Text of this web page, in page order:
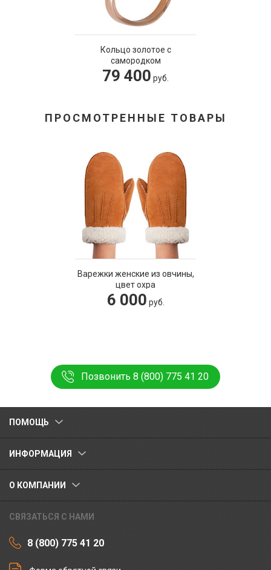
Кольцо золотое с
самородком
79 400 руб.
ПРОСМОТРЕННЫЕ ТОВАРЫ
Варежки женские из овчины,
цвет охра
6 000 руб.
Позвонить 8 (800) 775 41 20
ПОМОЩЬ
ИНФОРМАЦИЯ
О КОМПАНИИ
СВЯЗАТЬСЯ С НАМИ
8 (800) 775 41 20